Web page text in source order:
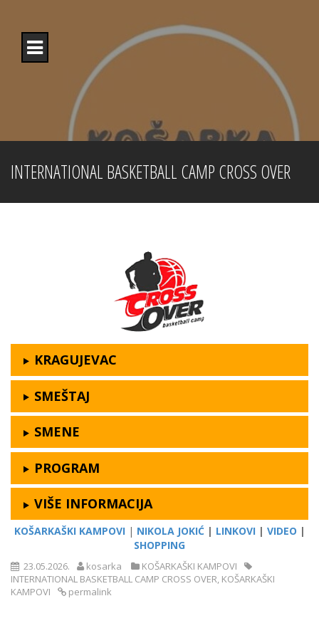
content
INTERNATIONAL BASKETBALL CAMP CROSS OVER
KRAGUJEVAC
SMEŠTAJ
SMENE
PROGRAM
VIŠE INFORMACIJA
KOŠARKAŠKI KAMPOVI | NIKOLA JOKIĆ| LINKOVI| VIDEO |
SHOPPING
23.05.2026. kosarka
KOŠARKAŠKI KAMPOVI
INTERNATIONAL BASKETBALL CAMP CROSS OVER, KOŠARKAŠKI
KAMPOVI
permalink